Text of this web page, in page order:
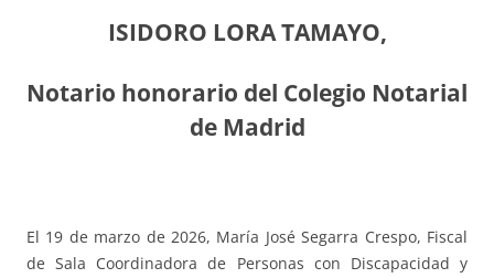
ISIDORO LORA TAMAYO,
Notario honorario del Colegio Notarial
de Madrid
El 19 de marzo de 2026, María José Segarra Crespo, Fiscal
de Sala Coordinadora de Personas con Discapacidad y